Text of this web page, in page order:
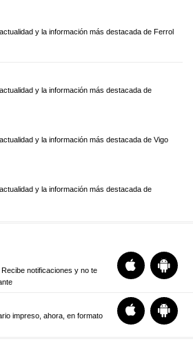
y la información más destacada de Ferrol
y la información más destacada de
y la información más destacada de Vigo
y la información más destacada de
notificaciones y no te
impreso, ahora, en formato